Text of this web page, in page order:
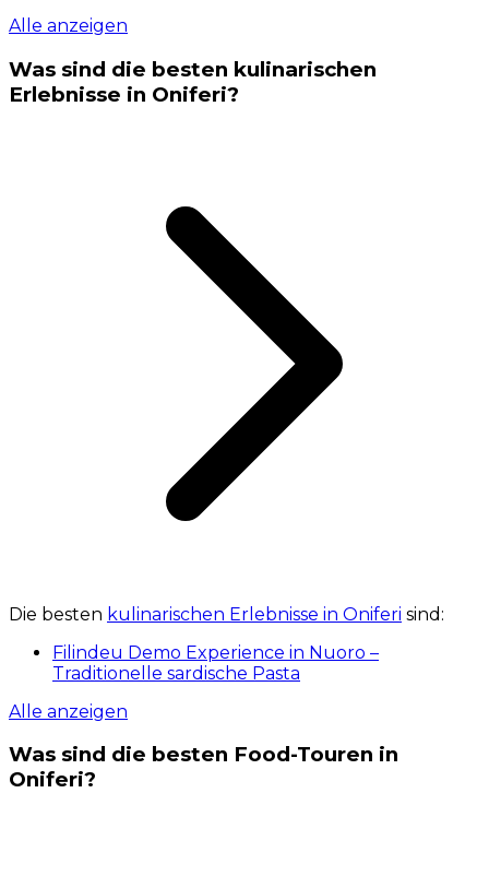
Alle anzeigen
Was sind die besten kulinarischen
Erlebnisse in Oniferi?
Die besten kulinarischen Erlebnisse in Oniferi sind:
Filindeu Demo Experience in Nuoro –
Traditionelle sardische Pasta
Alle anzeigen
Was sind die besten Food-Touren in
Oniferi?